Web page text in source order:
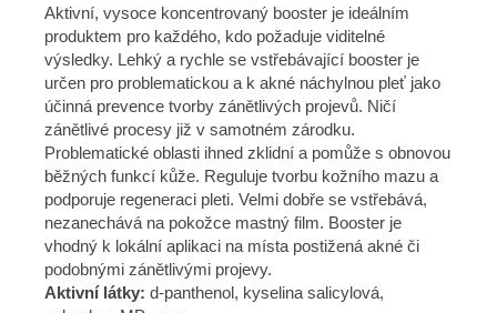
Aktivní, vysoce koncentrovaný booster je ideálním
produktem pro každého, kdo požaduje viditelné
výsledky. Lehký a rychle se vstřebávající booster je
určen pro problematickou a k akné náchylnou pleť jako
účinná prevence tvorby zánětlivých projevů. Ničí
zánětlivé procesy již v samotném zárodku.
Problematické oblasti ihned zklidní a pomůže s obnovou
běžných funkcí kůže. Reguluje tvorbu kožního mazu a
podporuje regeneraci pleti. Velmi dobře se vstřebává,
nezanechává na pokožce mastný film. Booster je
vhodný k lokální aplikaci na místa postižená akné či
podobnými zánětlivými projevy.
Aktivní látky: d-panthenol, kyselina salicylová,